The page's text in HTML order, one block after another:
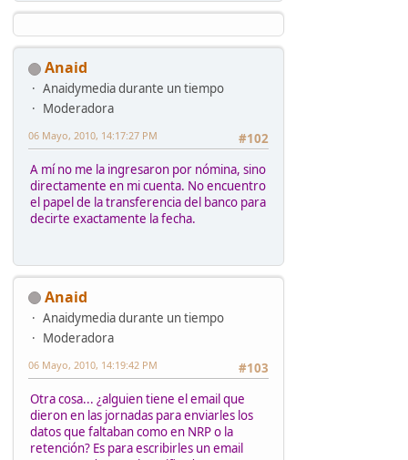
Anaid
Anaidymedia durante un tiempo
Moderadora
#102
06 Mayo, 2010, 14:17:27 PM
A mí no me la ingresaron por nómina, sino
directamente en mi cuenta. No encuentro
el papel de la transferencia del banco para
decirte exactamente la fecha.
Anaid
Anaidymedia durante un tiempo
Moderadora
#103
06 Mayo, 2010, 14:19:42 PM
Otra cosa... ¿alguien tiene el email que
dieron en las jornadas para enviarles los
datos que faltaban como en NRP o la
retención? Es para escribirles un email